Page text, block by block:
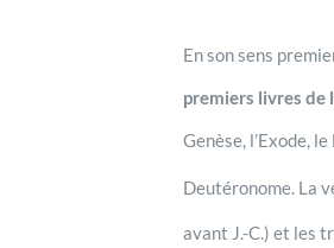
En son sens
premiers livres de
Genèse, l’Exode,
Deutéronome. La
avant J.-C.) et les